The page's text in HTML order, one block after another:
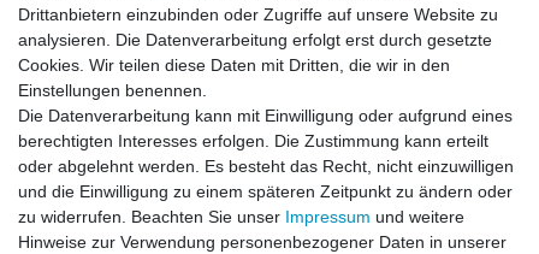
FAQ / Ratgeber
Kinderquad
E-Bikes / Pedelecs
Dirt Bike & Pocketbike
Quad & ATV
Kinderbuggy | Gokart
© Copyright 2026 | Alle Rechte vorbehalten.
Drittanbietern einzubinden oder Zugriffe auf unsere Website zu
analysieren. Die Datenverarbeitung erfolgt erst durch gesetzte
Cookies. Wir teilen diese Daten mit Dritten, die wir in den
Einstellungen benennen.
Die Datenverarbeitung kann mit Einwilligung oder aufgrund eines
berechtigten Interesses erfolgen. Die Zustimmung kann erteilt
oder abgelehnt werden. Es besteht das Recht, nicht einzuwilligen
und die Einwilligung zu einem späteren Zeitpunkt zu ändern oder
zu widerrufen. Beachten Sie unser Impressum und weitere
Hinweise zur Verwendung personenbezogener Daten in unserer